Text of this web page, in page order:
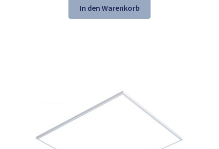
war:
157,54 €
ist:
106,98 €.
In den Warenkorb